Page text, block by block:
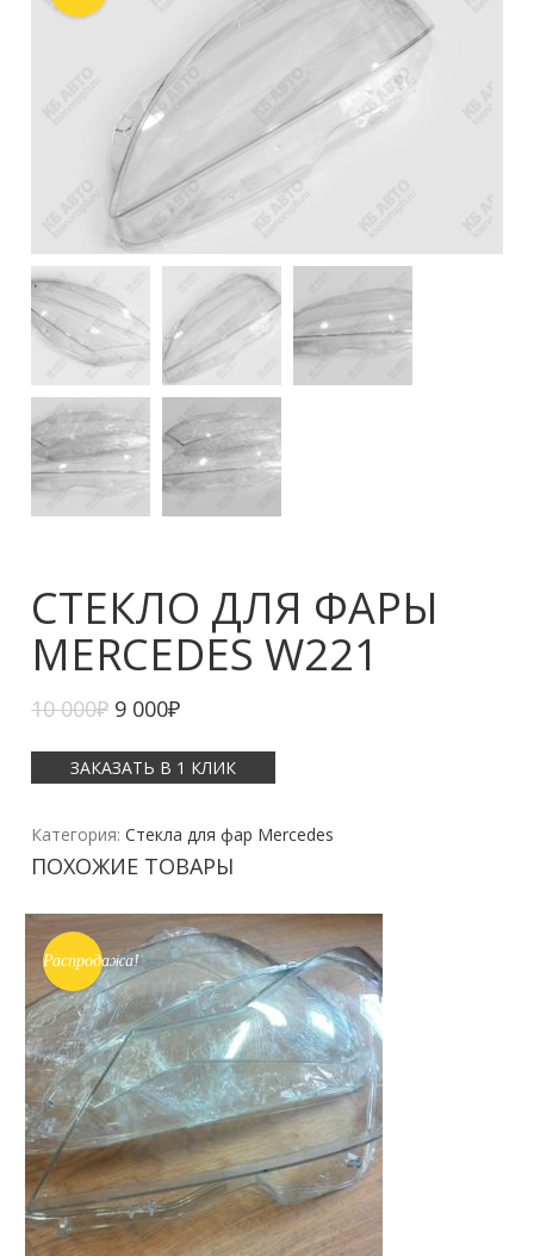
СТЕКЛО ДЛЯ ФАРЫ
MERCEDES W221
10 000₽ 9 000₽
ЗАКАЗАТЬ В 1 КЛИК
Категория:Стекла для фар Mercedes
ПОХОЖИЕ ТОВАРЫ
Распродажа!